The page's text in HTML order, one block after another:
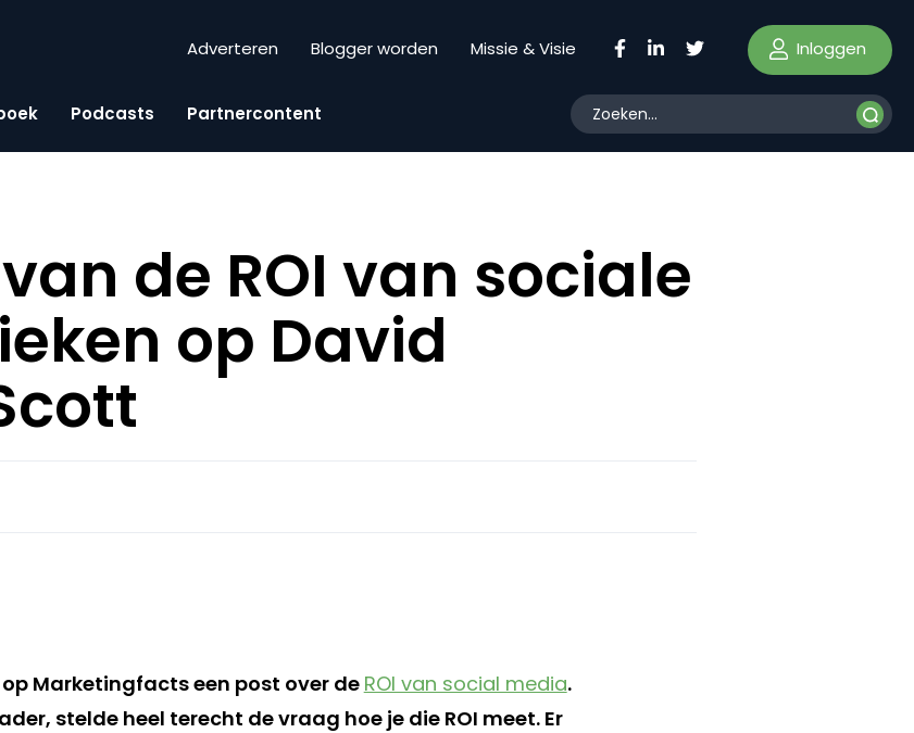
Adverteren Blogger worden Missie & Visie Inloggen
Podcasts Partnercontent
de ROI van sociale
op David
Marketingfacts een post over de ROI van social media.
stelde heel terecht de vraag hoe je die ROI meet. Er